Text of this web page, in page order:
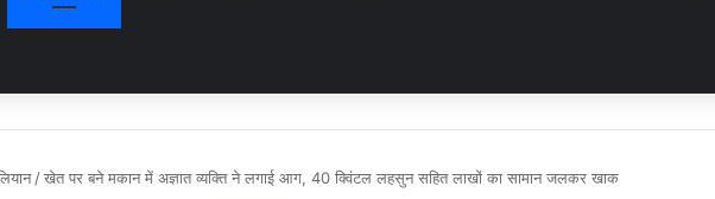
/ खेत पर बने मकान में अज्ञात व्यक्ति ने लगाई आग, 40 क्विंटल लहसुन सहित लाखों का सामान जलकर खाक